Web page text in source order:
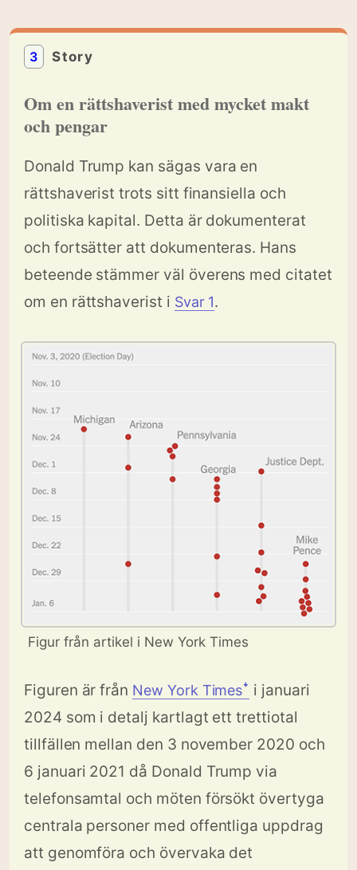
3 Story
Om en rättshaverist med mycket makt
och pengar
Donald Trump kan sägas vara en
rättshaverist trots sitt finansiella och
politiska kapital. Detta är dokumenterat
och fortsätter att dokumenteras. Hans
beteende stämmer väl överens med citatet
om en rättshaverist i Svar 1.
Figur från artikel i New York Times
Figuren är från New York Timesꜜ i januari
2024 som i detalj kartlagt ett trettiotal
tillfällen mellan den 3 november 2020 och
6 januari 2021 då Donald Trump via
telefonsamtal och möten försökt övertyga
centrala personer med offentliga uppdrag
att genomföra och övervaka det